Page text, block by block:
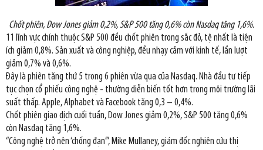
Chốt phiên, Dow Jones giảm 0,2%, S&P 500 tăng 0,6% còn Nasdaq tăng 1,6%.
11 lĩnh vực chính thuộc S&P 500 đều chốt phiên trong sắc đỏ, tệ nhất là tiện
ích giảm 0,8%. Sản xuất và công nghiệp, đều nhạy cảm với kinh tế, lần lượt
giảm 0,7% và 0,6%.
Đây là phiên tăng thứ 5 trong 6 phiên vừa qua của Nasdaq. Nhà đầu tư tiếp
tục chọn cổ phiếu công nghệ - thường diễn biến tốt hơn trong môi trường lãi
suất thấp. Apple, Alphabet và Facebook tăng 0,3 – 0,4%.
Chốt phiên giao dịch cuối tuần, Dow Jones giảm 0,2%, S&P 500 tăng 0,6%
còn Nasdaq tăng 1,6%.
“Công nghệ trở nên ‘chống đạn’”, Mike Mullaney, giám đốc nghiên cứu thị